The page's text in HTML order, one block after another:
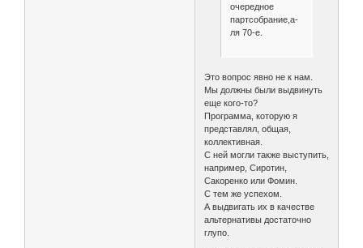
очередное
партсобрание,а-
ля 70-е.
Это вопрос явно не к нам.
Мы должны были выдвинуть
еще кого-то?
Программа, которую я
представлял, общая,
коллективная.
С ней могли также выступить,
например, Сиротин,
Сакоренко или Фомин.
С тем же успехом.
А выдвигать их в качестве
альтернативы достаточно
глупо.